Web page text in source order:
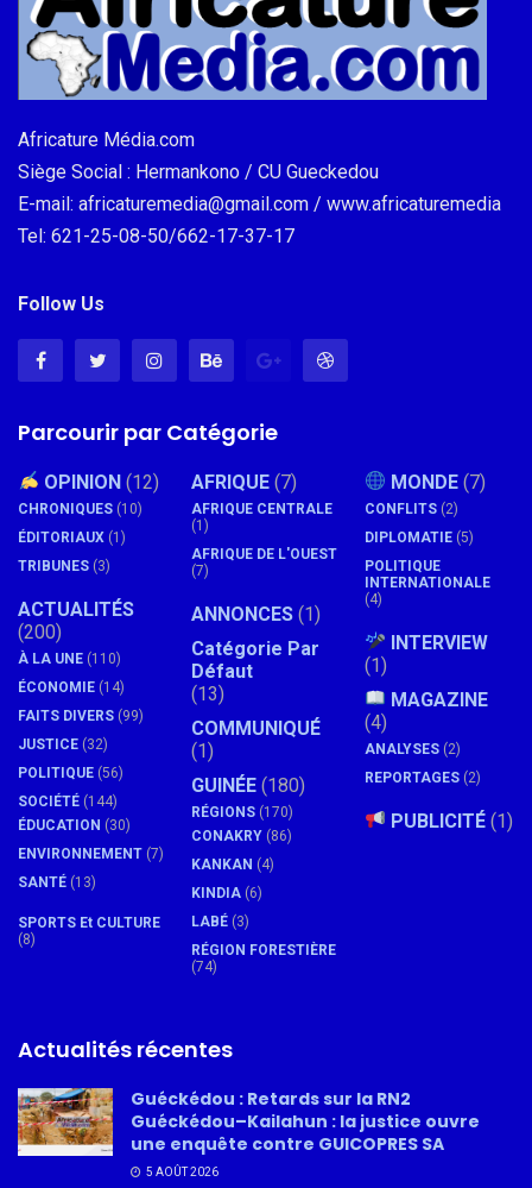
Africature Média.com
Siège Social : Hermankono / CU Gueckedou
E-mail: africaturemedia@gmail.com / www.africaturemedia
Tel: 621-25-08-50/662-17-37-17
Follow Us
Parcourir par Catégorie
OPINION (12)
CHRONIQUES (10)
ÉDITORIAUX (1)
TRIBUNES (3)
ACTUALITÉS
(200)
À LA UNE (110)
ÉCONOMIE (14)
FAITS DIVERS (99)
JUSTICE (32)
POLITIQUE (56)
SOCIÉTÉ (144)
ÉDUCATION (30)
ENVIRONNEMENT (7)
SANTÉ (13)
SPORTS Et CULTURE
(8)
AFRIQUE (7)
AFRIQUE CENTRALE
(1)
AFRIQUE DE L'OUEST
(7)
ANNONCES (1)
Catégorie Par
Défaut
(13)
COMMUNIQUÉ
(1)
GUINÉE (180)
RÉGIONS (170)
CONAKRY (86)
KANKAN (4)
KINDIA (6)
LABÉ (3)
RÉGION FORESTIÈRE
(74)
MONDE (7)
CONFLITS (2)
DIPLOMATIE (5)
POLITIQUE
INTERNATIONALE
(4)
INTERVIEW
(1)
MAGAZINE
(4)
ANALYSES (2)
REPORTAGES (2)
PUBLICITÉ (1)
Actualités récentes
Guéckédou : Retards sur la RN2
Guéckédou–Kailahun : la justice ouvre
une enquête contre GUICOPRES SA
5 AOÛT 2026